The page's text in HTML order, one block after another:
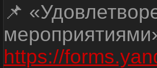
📌
https://